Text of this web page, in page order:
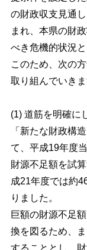
の財政収支見通
まれ、本県の財
べき危機的状況と
このため、次の
取り組んでいきま
(1) 道筋を明確に
「新たな財政構
て、平成19年度
財源不足額を試
成21年度では約
りました。
巨額の財源不足
換を図るため、
することとし、